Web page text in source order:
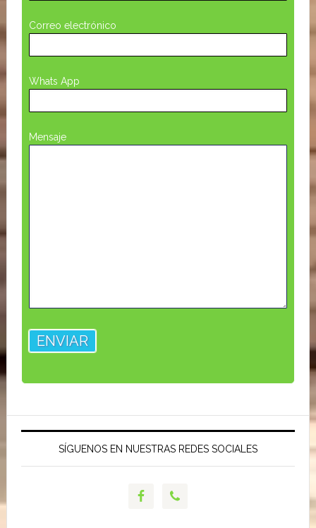
Correo electrónico
Whats App
Mensaje
SÍGUENOS EN NUESTRAS REDES SOCIALES